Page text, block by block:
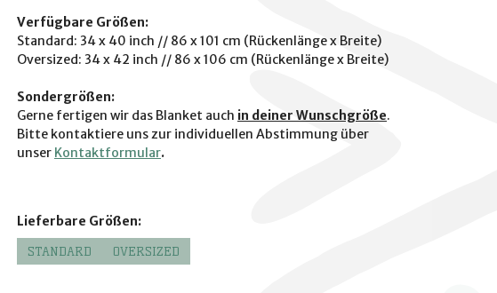
Verfügbare Größen:
Standard: 34 x 40 inch // 86 x 101 cm (Rückenlänge x Breite)
Oversized: 34 x 42 inch // 86 x 106 cm (Rückenlänge x Breite)
Sondergrößen:
Gerne fertigen wir das Blanket auch in deiner Wunschgröße.
Bitte kontaktiere uns zur individuellen Abstimmung über
unser Kontaktformular.
Lieferbare Größen:auswählen
STANDARD
OVERSIZED